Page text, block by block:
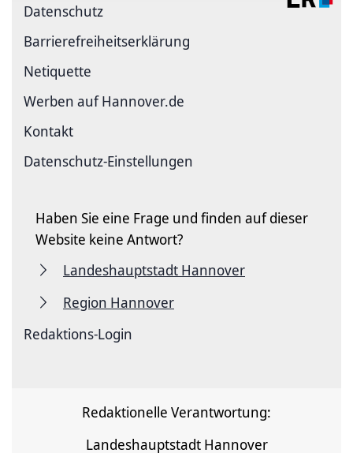
Datenschutz
Barriere­freiheits­erklärung
Netiquette
Werben auf Hannover.de
Kontakt
Datenschutz-Einstellungen
Haben Sie eine Frage und finden auf dieser
Website keine Antwort?
Landeshauptstadt Hannover
Region Hannover
Redaktions-Login
Redaktionelle Verantwortung:
Landeshauptstadt Hannover